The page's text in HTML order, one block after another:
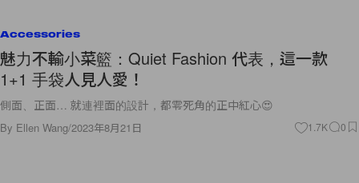
Accessories
魅力不輸小菜籃：Quiet Fashion 代表，這一款
1+1 手袋人見人愛！
側面、正面… 就連裡面的設計，都零死角的正中紅心😍
By Ellen Wang/2023年8月21日 1.7K 0